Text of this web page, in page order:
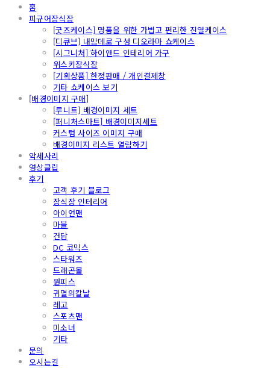
홈
피규어장식장
[굿즈케이스] 명품을 위한 가볍고 편리한 진열케이스
[디큐브] 내맘데로 구성 디오라마 쇼케이스
[시그니처] 하이앤드 인테리어 가구
위스키장식장
[기획상품] 한정판매 / 개인결제창
기타 쇼케이스 보기
[배경이미지 구매]
[루니트] 배경이미지 세트
[퍼니처스마트] 배경이미지세트
커스텀 사이즈 이미지 구매
배경이미지 리스트 열람하기
악세사리
영상클립
후기
고객 후기 블로그
장식장 인테리어
아이언맨
마블
건담
DC 코믹스
스타워즈
드래곤볼
원피스
귀멸의칼날
레고
스포츠맨
미소녀
기타
문의
오시는길